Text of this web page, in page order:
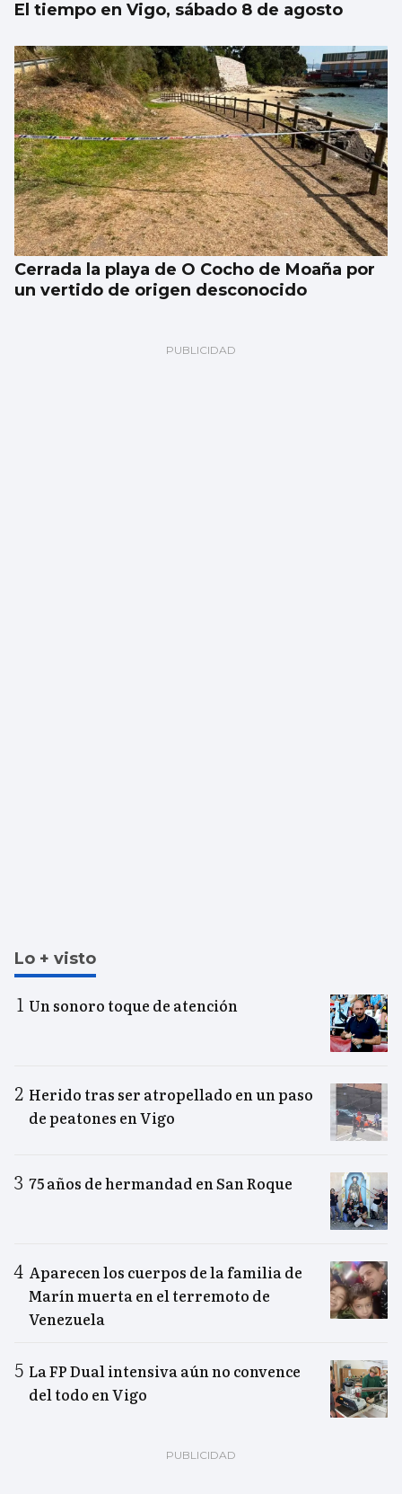
El tiempo en Vigo, sábado 8 de agosto
Cerrada la playa de O Cocho de Moaña por
un vertido de origen desconocido
Lo + visto
Un sonoro toque de atención
Herido tras ser atropellado en un paso
de peatones en Vigo
75 años de hermandad en San Roque
Aparecen los cuerpos de la familia de
Marín muerta en el terremoto de
Venezuela
La FP Dual intensiva aún no convence
del todo en Vigo